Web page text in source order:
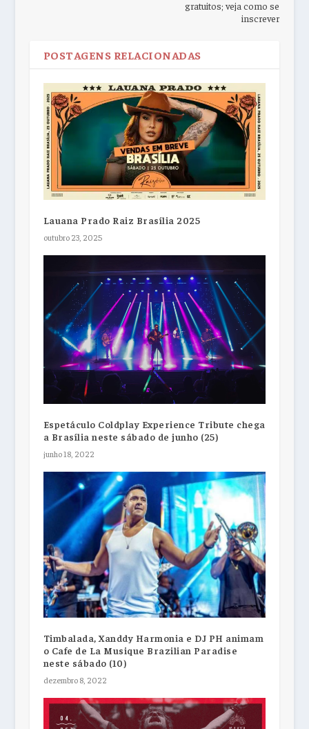
gratuitos; veja como se
inscrever
POSTAGENS RELACIONADAS
Lauana Prado Raiz Brasília 2025
outubro 23, 2025
Espetáculo Coldplay Experience Tribute chega
a Brasília neste sábado de junho (25)
junho 18, 2022
Timbalada, Xanddy Harmonia e DJ PH animam
o Cafe de La Musique Brazilian Paradise
neste sábado (10)
dezembro 8, 2022